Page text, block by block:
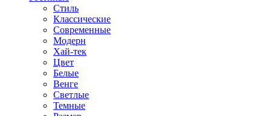
Стиль
Классические
Современные
Модерн
Хай-тек
Цвет
Белые
Венге
Светлые
Темные